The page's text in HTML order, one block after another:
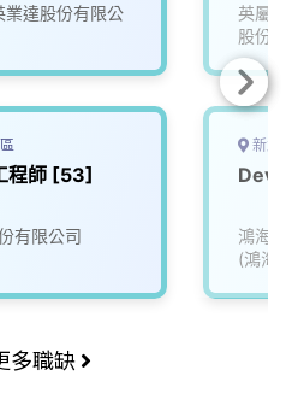
達股份有限公
程師 [53]
有限公司
英屬維
股份有
新北
鴻海精
(鴻海)
多職缺